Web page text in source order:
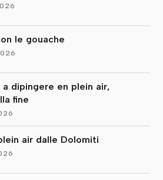
le gouache
a dipingere en plein air,
fine
air dalle Dolomiti